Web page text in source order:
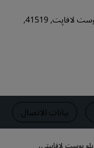
يقع هذا المطعم في Coastal Road, بوست لافايِت, 41519,
بيانات الاتصال